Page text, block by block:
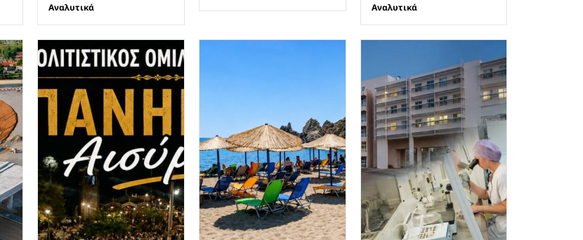
Αναλυτικά Αναλυτικά